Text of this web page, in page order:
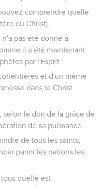
comprendre quelle
du Christ),
pas été donné à
il a été maintenant
par l'Esprit :
et d'un même
dans le Christ
le don de la grâce de
de sa puissance.
de tous les saints,
parmi les nations les
quelle est